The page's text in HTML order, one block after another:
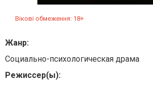
Вікові обмеження: 18+
Жанр:
Социально-психологическая драма
Режиссер(ы):